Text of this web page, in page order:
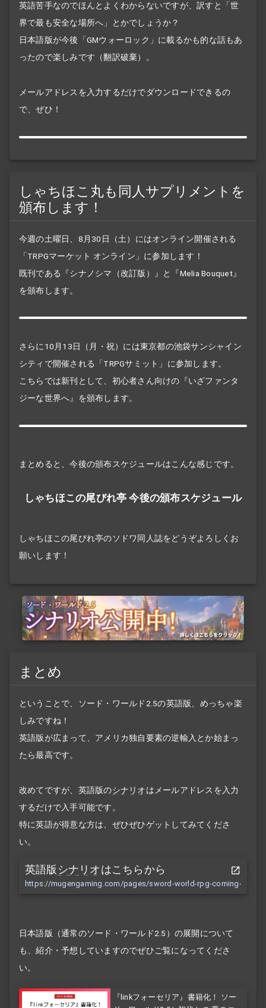
英語苦手なのでほんとよくわからないですが、訳すと「世
界で最も安全な場所へ」とかでしょうか？
日本語版が今後「GMウォーロック」に載るかも的な話もあ
ったので楽しみです（翻訳破棄）。
メールアドレスを入力するだけでダウンロードできるの
で、ぜひ！
しゃちほこ丸も同人サプリメントを
頒布します！
今週の土曜日、8月30日（土）にはオンライン開催される
「TRPGマーケット オンライン」に参加します！
既刊である『シナノシマ（改訂版）』と『Melia Bouquet』
を頒布します。
さらに10月13日（月・祝）には東京都の池袋サンシャイン
シティで開催される「TRPGサミット」に参加します。
こちらでは新刊として、初心者さん向けの『いざファンタ
ジーな世界へ』を頒布します。
まとめると、今後の頒布スケジュールはこんな感じです。
しゃちほこの尾びれ亭 今後の頒布スケジュール
しゃちほこの尾びれ亭のソドワ同人誌をどうぞよろしくお
願いします！
まとめ
ということで、ソード・ワールド2.5の英語版、めっちゃ楽
しみですね！
英語版が広まって、アメリカ独自要素の逆輸入とか始まっ
たら最高です。
改めてですが、英語版のシナリオはメールアドレスを入力
するだけで入手可能です。
特に英語が得意な方は、ぜひぜひゲットしてみてくださ
い。
英語版 シナリオ はこちらから
https://mugengaming.com/pages/sword-world-rpg-coming-soon
日本語版（通常のソード・ワールド2.5）の展開について
も、紹介・予想していますのでぜひご覧になってくださ
い。
『linkフォーセリア』書籍化！ ソー